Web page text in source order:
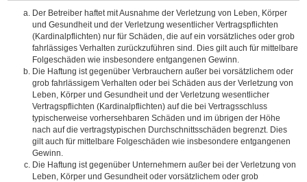
Der Betreiber haftet mit Ausnahme der Verletzung von Leben, Körper
und Gesundheit und der Verletzung wesentlicher Vertragspflichten
(Kardinalpflichten) nur für Schäden, die auf ein vorsätzliches oder grob
fahrlässiges Verhalten zurückzuführen sind. Dies gilt auch für mittelbare
Folgeschäden wie insbesondere entgangenen Gewinn.
Die Haftung ist gegenüber Verbrauchern außer bei vorsätzlichem oder
grob fahrlässigem Verhalten oder bei Schäden aus der Verletzung von
Leben, Körper und Gesundheit und der Verletzung wesentlicher
Vertragspflichten (Kardinalpflichten) auf die bei Vertragsschluss
typischerweise vorhersehbaren Schäden und im übrigen der Höhe
nach auf die vertragstypischen Durchschnittsschäden begrenzt. Dies
gilt auch für mittelbare Folgeschäden wie insbesondere entgangenen
Gewinn.
Die Haftung ist gegenüber Unternehmern außer bei der Verletzung von
Leben, Körper und Gesundheit oder vorsätzlichem oder grob